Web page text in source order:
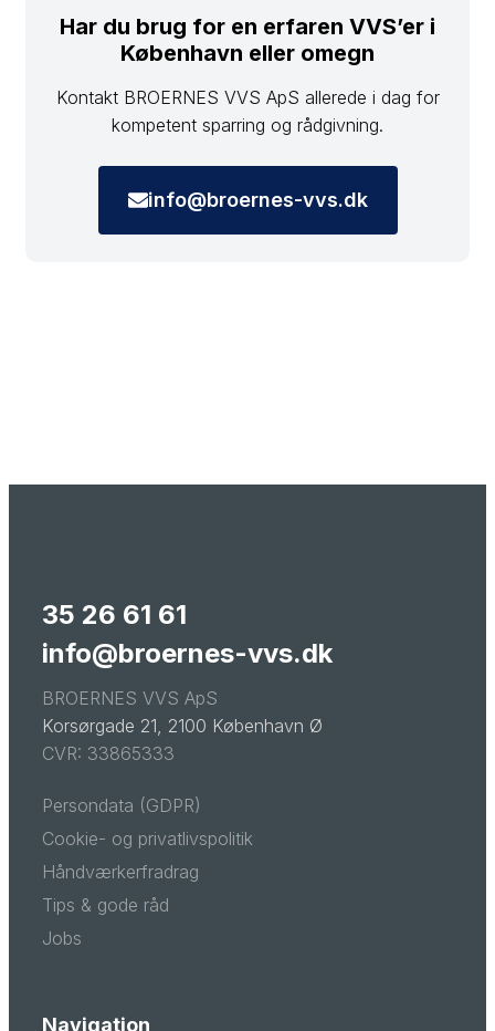
Har du brug for en erfaren VVS’er i
København eller omegn
Kontakt BROERNES VVS ApS allerede i dag for
kompetent sparring og rådgivning.
info@broernes-vvs.dk
35 26 61 61
info@broernes-vvs.dk
BROERNES VVS ApS
Korsørgade 21, 2100 København Ø
CVR: 33865333
Persondata (GDPR)
Cookie- og privatlivspolitik
Håndværkerfradrag
Tips & gode råd
Jobs
Navigation